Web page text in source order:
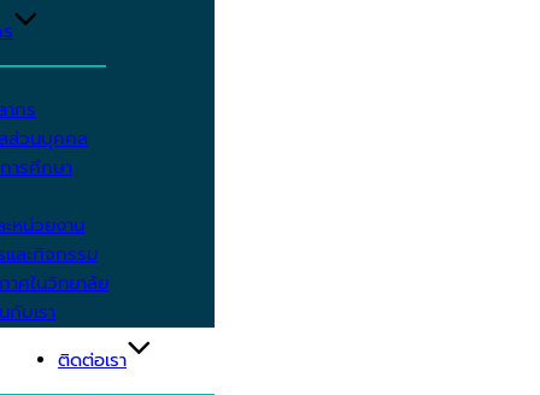
กร
ส่วนบุคคล
ารศึกษา
หน่วยงาน
และกิจกรรม
าศในวิทยาลัย
กับเรา
ติดต่อเรา